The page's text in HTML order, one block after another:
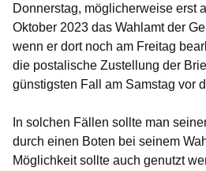
Donnerstag, möglicherweise erst
Oktober 2023 das Wahlamt der
wenn er dort noch am Freitag
die postalische Zustellung der
günstigsten Fall am Samstag vor
In solchen Fällen sollte man
durch einen Boten bei seinem
Möglichkeit sollte auch genutzt